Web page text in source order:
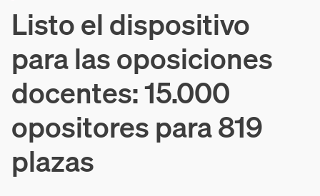
Listo el dispositivo
para las oposiciones
docentes: 15.000
opositores para 819
plazas